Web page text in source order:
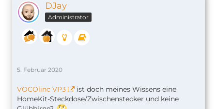
DJay
Administrator
5. Februar 2020
VOCOlinc VP3
ist doch meines Wissens eine
HomeKit-Steckdose/Zwischenstecker und keine